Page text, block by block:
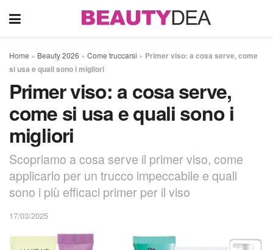
Home » Beauty 2026 » Come truccarsi » Primer viso: a cosa serve, come
si usa e quali sono i migliori
Primer viso: a cosa serve,
come si usa e quali sono i
migliori
Scopriamo a cosa serve il primer viso, come
applicarlo per un trucco impeccabile e quali
sono i più efficaci primer per il viso
17/03/2025